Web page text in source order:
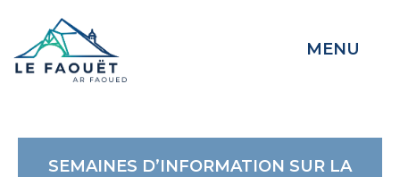
MENU
SEMAINES D’INFORMATION SUR LA